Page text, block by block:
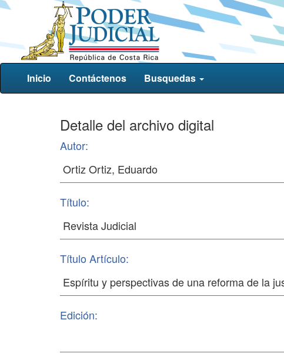
Inicio Contáctenos Busquedas
Detalle del archivo digital
Autor:
Título:
Título Artículo:
Edición: